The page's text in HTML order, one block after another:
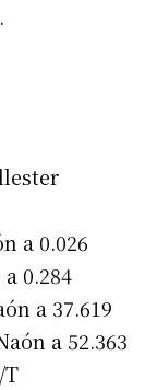
a 0.026
0.284
a 37.619
a 52.363
T